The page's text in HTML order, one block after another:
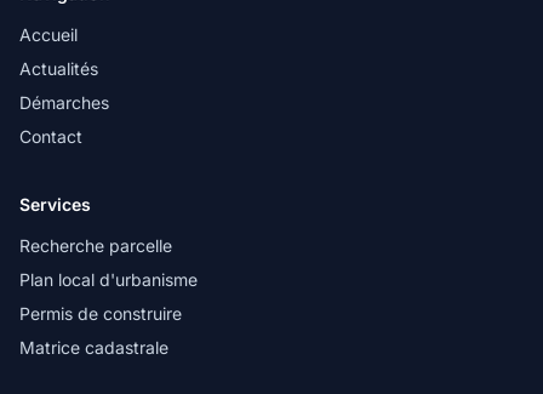
Accueil
Actualités
Démarches
Contact
Services
Recherche parcelle
Plan local d'urbanisme
Permis de construire
Matrice cadastrale